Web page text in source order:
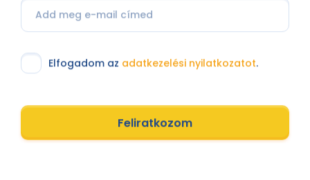
Elfogadom az adatkezelési nyilatkozatot.
Feliratkozom